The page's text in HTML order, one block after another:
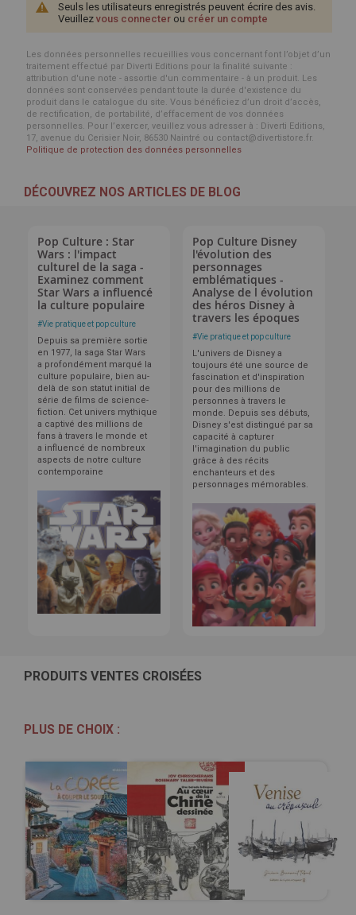
Seuls les utilisateurs enregistrés peuvent écrire des avis.
Veuillez vous connecter ou créer un compte
Les données personnelles recueillies vous concernant font l’objet d’un
traitement effectué par Diverti Editions pour la finalité suivante :
attribution d'une note - assortie d'un commentaire - à un produit. Les
données sont conservées pendant toute la durée d'existence du
produit dans le catalogue du site. Vous bénéficiez d’un droit d’accès,
de rectification, de portabilité, d’effacement de vos données
personnelles. Pour l’exercer, veuillez vous adresser à : Diverti Editions,
17, avenue du Cerisier Noir, 86530 Naintré ou contact@divertistore.fr.
Politique de protection des données personnelles
DÉCOUVREZ NOS ARTICLES DE BLOG
Pop Culture : Star
Wars : l'impact
culturel de la saga -
Examinez comment
Star Wars a influencé
la culture populaire
#Vie pratique et pop culture
Depuis sa première sortie
en 1977, la saga Star Wars
a profondément marqué la
culture populaire, bien au-
delà de son statut initial de
série de films de science-
fiction. Cet univers mythique
a captivé des millions de
fans à travers le monde et
a influencé de nombreux
aspects de notre culture
contemporaine
Pop Culture Disney
l'évolution des
personnages
emblématiques -
Analyse de l évolution
des héros Disney à
travers les époques
#Vie pratique et pop culture
L'univers de Disney a
toujours été une source de
fascination et d'inspiration
pour des millions de
personnes à travers le
monde. Depuis ses débuts,
Disney s'est distingué par sa
capacité à capturer
l'imagination du public
grâce à des récits
enchanteurs et des
personnages mémorables.
PRODUITS VENTES CROISÉES
PLUS DE CHOIX :